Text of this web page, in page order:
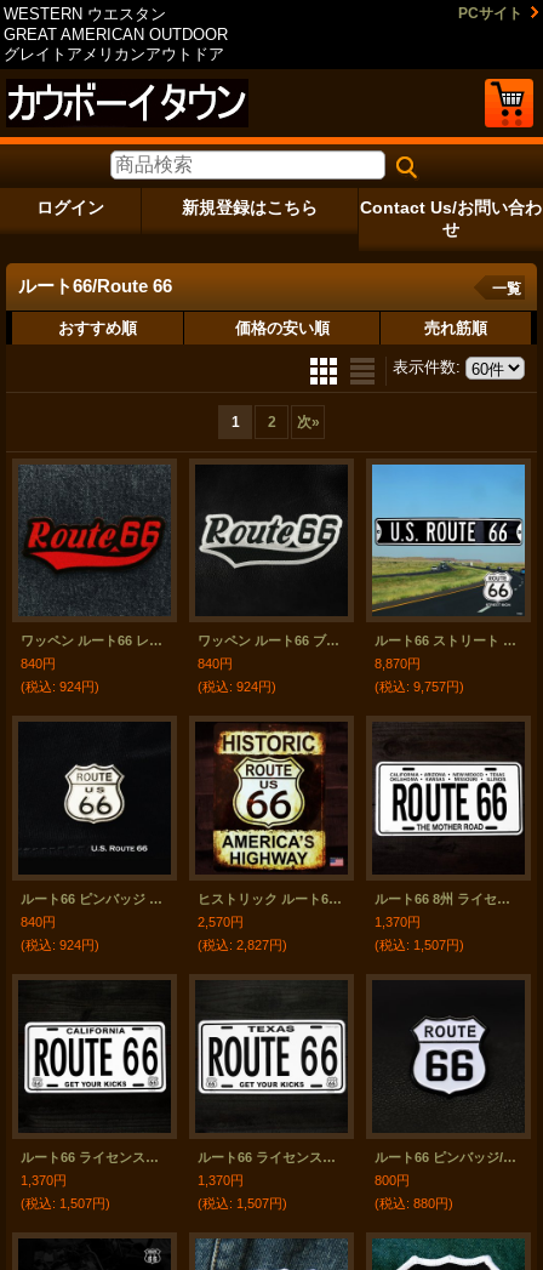
WESTERN ウエスタン
GREAT AMERICAN OUTDOOR
グレイトアメリカンアウトドア
PCサイト
ログイン 新規登録はこちら
Contact Us/お問い合わ
せ
ルート66/Route 66 一覧
おすすめ順 価格の安い順 売れ筋順
表示件数:
1 2 次»
ワッペン ルート66 レッド・ブラック/Patch Route 66
840円
(税込: 924円)
ワッペン ルート66 ブラック・シルバー/Patch Route 66
840円
(税込: 924円)
ルート66 ストリート サイン 80cm/Route 66 Sign
8,870円
(税込: 9,757円)
ルート66 ピンバッジ ホワイト・ブラック/Pin Route 66
840円
(税込: 924円)
ヒストリック ルート66 アメリカ ハイウェイ ティンサイン メタルサイン 看板/HISTORIC ROUTE US 66 AMERICA'S HIGHWAY Metal Sign
2,570円
(税込: 2,827円)
ルート66 8州 ライセンスプレート マザーロード/The Mother Road Route 66 Metal License Plate
1,370円
(税込: 1,507円)
ルート66 ライセンスプレート カリフォルニア/California Route 66 Metal License Plate
1,370円
(税込: 1,507円)
ルート66 ライセンスプレート テキサス/Texas Route 66 Metal License Plate
1,370円
(税込: 1,507円)
ルート66 ピンバッジ/Pin Route 66
800円
(税込: 880円)